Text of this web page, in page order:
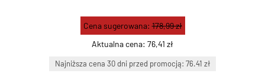
Aktualna cena: 76,41 zł
Cena sugerowana:178,99 zł
Najniższa cena 30 dni przed promocją: 76.41 zł